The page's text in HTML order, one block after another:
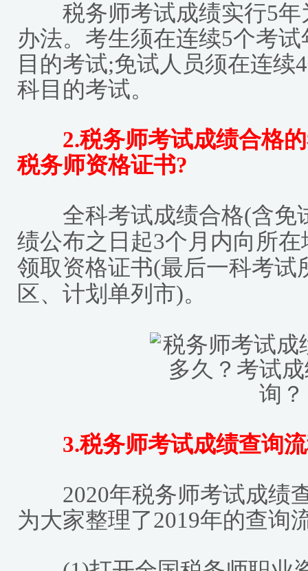
税务师考试成绩实行5年
办法。考生须在连续5个考
目的考试;免试人员须在连续
科目的考试。
2.税务师考试成绩合格的
税务师资格证书?
全科考试成绩合格(含免
绩公布之日起3个月内向所
领取资格证书(最后一科考试
区、计划单列市)。
3.税务师考试成绩查询流
2020年税务师考试成绩
为大家整理了2019年的查询